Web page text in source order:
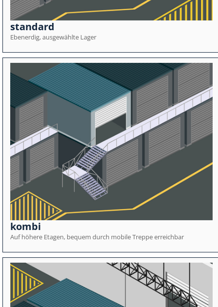
standard
Ebenerdig, ausgewählte Lager
kombi
Auf höhere Etagen, bequem durch mobile Treppe erreichbar